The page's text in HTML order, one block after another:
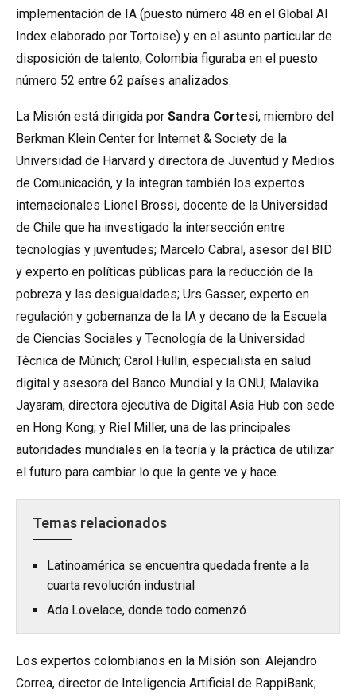
implementación de IA (puesto número 48 en el Global AI
Index elaborado por Tortoise) y en el asunto particular de
disposición de talento, Colombia figuraba en el puesto
número 52 entre 62 países analizados.
La Misión está dirigida por Sandra Cortesi, miembro del
Berkman Klein Center for Internet & Society de la
Universidad de Harvard y directora de Juventud y Medios
de Comunicación, y la integran también los expertos
internacionales Lionel Brossi, docente de la Universidad
de Chile que ha investigado la intersección entre
tecnologías y juventudes; Marcelo Cabral, asesor del BID
y experto en políticas públicas para la reducción de la
pobreza y las desigualdades; Urs Gasser, experto en
regulación y gobernanza de la IA y decano de la Escuela
de Ciencias Sociales y Tecnología de la Universidad
Técnica de Múnich; Carol Hullin, especialista en salud
digital y asesora del Banco Mundial y la ONU; Malavika
Jayaram, directora ejecutiva de Digital Asia Hub con sede
en Hong Kong; y Riel Miller, una de las principales
autoridades mundiales en la teoría y la práctica de utilizar
el futuro para cambiar lo que la gente ve y hace.
Temas relacionados
Latinoamérica se encuentra quedada frente a la
cuarta revolución industrial
Ada Lovelace, donde todo comenzó
Los expertos colombianos en la Misión son: Alejandro
Correa, director de Inteligencia Artificial de RappiBank;